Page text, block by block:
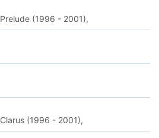
Prelude (1996 - 2001),
Clarus (1996 - 2001),